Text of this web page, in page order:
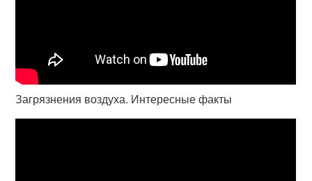
Загрязнения воздуха. Интересные факты